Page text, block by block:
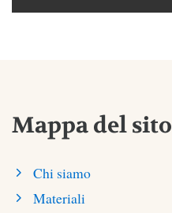
Mappa del sito
Chi siamo
Materiali